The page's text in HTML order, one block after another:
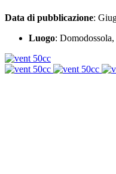
Data di pubblicazione:
Luogo: